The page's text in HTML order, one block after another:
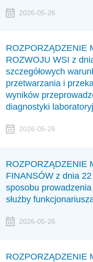
2026-05-26
ROZPORZĄDZENIE
ROZWOJU WSI z
szczegółowych
przetwarzania i
wyników
diagnostyki
2026-05-26
ROZPORZĄDZENIE
FINANSÓW z dnia
sposobu
służby
2026-05-26
ROZPORZĄDZENIE